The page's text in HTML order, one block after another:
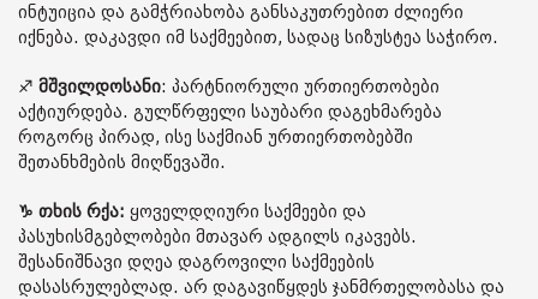
ინტუიცია და გამჭრიახობა განსაკუთრებით ძლიერი
იქნება. დაკავდი იმ საქმეებით, სადაც სიზუსტეა საჭირო.
♐️ მშვილდოსანი: პარტნიორული ურთიერთობები
აქტიურდება. გულწრფელი საუბარი დაგეხმარება
როგორც პირად, ისე საქმიან ურთიერთობებში
შეთანხმების მიღწევაში.
♑️ თხის რქა: ყოველდღიური საქმეები და
პასუხისმგებლობები მთავარ ადგილს იკავებს.
შესანიშნავი დღეა დაგროვილი საქმეების
დასასრულებლად. არ დაგავიწყდეს ჯანმრთელობასა და